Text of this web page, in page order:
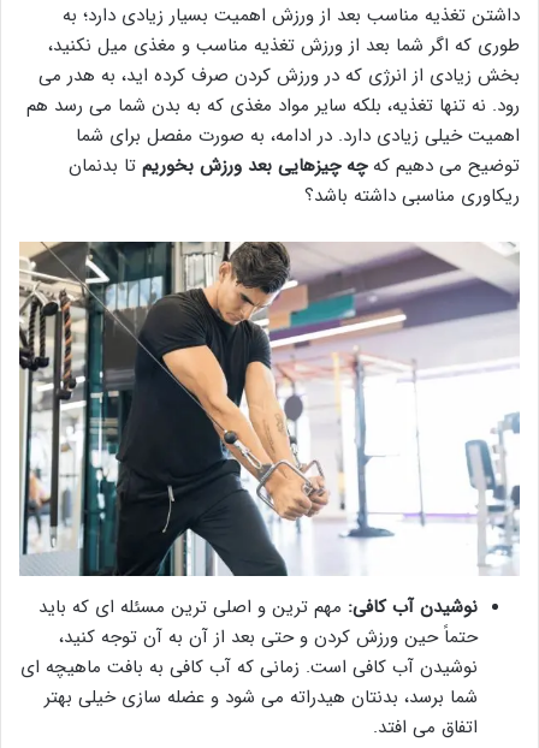
داشتن تغذیه مناسب بعد از ورزش اهمیت بسیار زیادی دارد؛ به
طوری که اگر شما بعد از ورزش تغذیه مناسب و مغذی میل نکنید،
بخش زیادی از انرژی که در ورزش کردن صرف کرده اید، به هدر می
رود. نه تنها تغذیه، بلکه سایر مواد مغذی که به بدن شما می رسد هم
اهمیت خیلی زیادی دارد. در ادامه، به صورت مفصل برای شما
توضیح می دهیم کهچه چیزهایی بعد ورزش بخوریم تا بدنمان
ریکاوری مناسبی داشته باشد؟
نوشیدن آب کافی: مهم ترین و اصلی ترین مسئله ای که باید
حتماً حین ورزش کردن و حتی بعد از آن به آن توجه کنید،
نوشیدن آب کافی است. زمانی که آب کافی به بافت ماهیچه ای
شما برسد، بدنتان هیدراته می شود و عضله سازی خیلی بهتر
اتفاق می افتد.